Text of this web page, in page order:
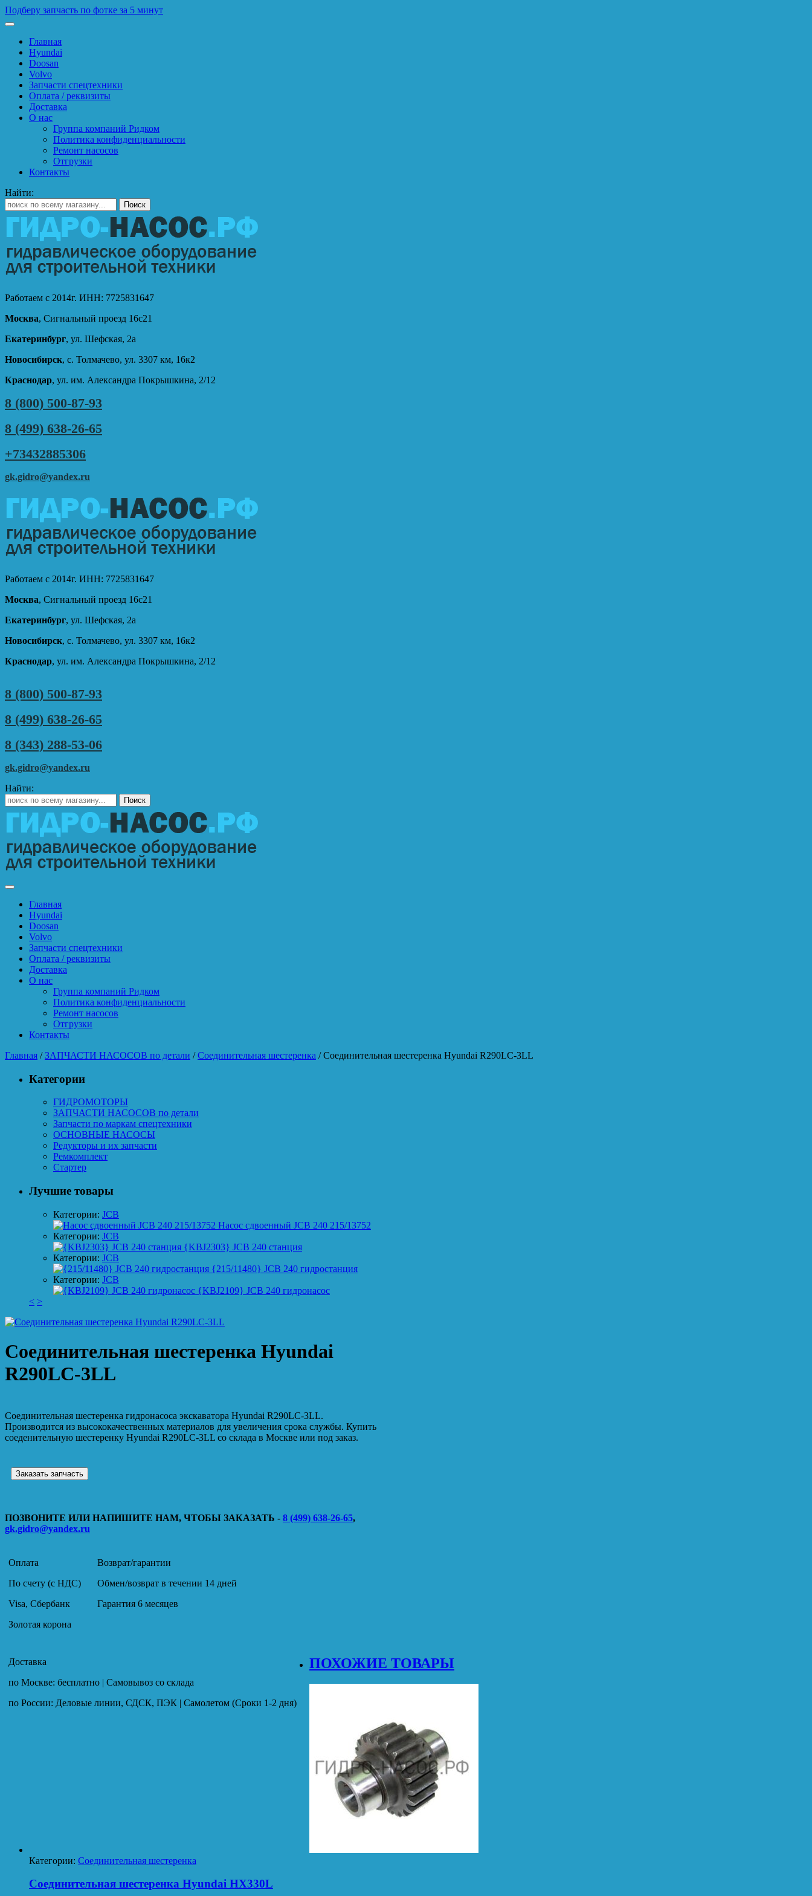
Подберу запчасть по фотке за 5 минут
Главная
Hyundai
Doosan
Volvo
Запчасти спецтехники
Оплата / реквизиты
Доставка
О нас
Группа компаний Ридком
Политика конфиденциальности
Ремонт насосов
Отгрузки
Контакты
Найти:
Работаем с 2014г. ИНН: 7725831647
Москва, Сигнальный проезд 16с21
Екатеринбург, ул. Шефская, 2а
Новосибирск, с. Толмачево, ул. 3307 км, 16к2
Краснодар, ул. им. Александра Покрышкина, 2/12
8 (800) 500-87-93
8 (499) 638-26-65
+73432885306
gk.gidro@yandex.ru
Работаем с 2014г. ИНН: 7725831647
Москва, Сигнальный проезд 16с21
Екатеринбург, ул. Шефская, 2а
Новосибирск, с. Толмачево, ул. 3307 км, 16к2
Краснодар, ул. им. Александра Покрышкина, 2/12
8 (800) 500-87-93
8 (499) 638-26-65
8 (343) 288-53-06
gk.gidro@yandex.ru
Найти:
Главная
Hyundai
Doosan
Volvo
Запчасти спецтехники
Оплата / реквизиты
Доставка
О нас
Группа компаний Ридком
Политика конфиденциальности
Ремонт насосов
Отгрузки
Контакты
Главная /ЗАПЧАСТИ НАСОСОВ по детали /Соединительная шестеренка / Соединительная шестеренка Hyundai R290LC-3LL
Категории
ГИДРОМОТОРЫ
ЗАПЧАСТИ НАСОСОВ по детали
Запчасти по маркам спецтехники
ОСНОВНЫЕ НАСОСЫ
Редукторы и их запчасти
Ремкомплект
Стартер
Лучшие товары
Категории: JCB
Насос сдвоенный JCB 240 215/13752
Категории: JCB
{KBJ2303} JCB 240 станция
Категории: JCB
{215/11480} JCB 240 гидростанция
Категории: JCB
{KBJ2109} JCB 240 гидронасос
< >
Соединительная шестеренка Hyundai
R290LC-3LL
Соединительная шестеренка гидронасоса экскаватора Hyundai R290LC-3LL.
Производится из высококачественных материалов для увеличения срока службы. Купить
соеденительную шестеренку Hyundai R290LC-3LL со склада в Москве или под заказ.
Заказать запчасть
ПОЗВОНИТЕ ИЛИ НАПИШИТЕ НАМ, ЧТОБЫ ЗАКАЗАТЬ - 8 (499) 638-26-65,
gk.gidro@yandex.ru
Оплата
По счету (с НДС)
Visa, Сбербанк
Золотая корона
Возврат/гарантии
Обмен/возврат в течении 14 дней
Гарантия 6 месяцев
Доставка
по Москве: бесплатно | Самовывоз со склада
по России: Деловые линии, СДСК, ПЭК | Самолетом (Сроки 1-2 дня)
ПОХОЖИЕ ТОВАРЫ
Категории: Соединительная шестеренка
Соединительная шестеренка Hyundai HX330L